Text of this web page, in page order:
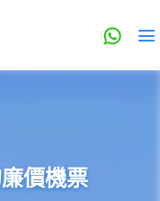
價機票